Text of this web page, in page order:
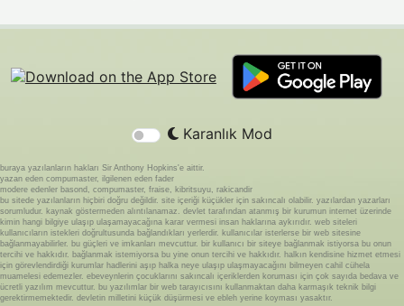
Karanlık Mod
buraya yazılanların hakları Sir Anthony Hopkins'e aittir.
yazan eden compumaster, ilgilenen eden fader
modere edenler basond, compumaster, fraise, kibritsuyu, rakicandir
bu sitede yazılanların hiçbiri doğru değildir. site içeriği küçükler için sakıncalı olabilir. yazılardan yazarları
sorumludur. kaynak göstermeden alıntılanamaz. devlet tarafından atanmış bir kurumun internet üzerinde
kimin hangi bilgiye ulaşıp ulaşamayacağına karar vermesi insan haklarına aykırıdır. web siteleri
kullanıcıların istekleri doğrultusunda bağlandıkları yerlerdir. kullanıcılar isterlerse bir web sitesine
bağlanmayabilirler. bu güçleri ve imkanları mevcuttur. bir kullanıcı bir siteye bağlanmak istiyorsa bu onun
tercihi ve hakkıdır. bağlanmak istemiyorsa bu yine onun tercihi ve hakkıdır. halkın kendisine hizmet etmesi
için görevlendirdiği kurumlar hadlerini aşıp halka neye ulaşıp ulaşmayacağını bilmeyen cahil cühela
muamelesi edemezler. ebeveynlerin çocuklarını sakıncalı içeriklerden koruması için çok sayıda bedava ve
ücretli yazılım mevcuttur. bu yazılımlar bir web tarayıcısını kullanmaktan daha karmaşık teknik bilgi
gerektirmemektedir. devletin milletini küçük düşürmesi ve ebleh yerine koyması yasaktır.